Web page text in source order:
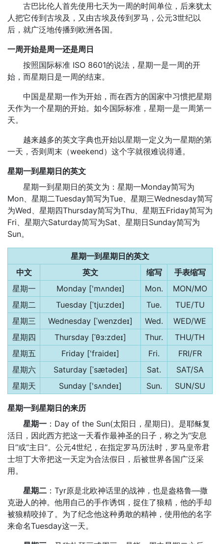
古巴比伦人首先使用七天为一周的时间单位，后来犹太
人把它传到古埃及，又由古埃及传到罗马，公元3世纪以
后，就广泛地传播到欧洲各国。
一周开始是周一还是周日
按照国际标准 ISO 8601的说法，星期一是一周的开
始，而星期日是一周的结束。
中国是星期一作为开始，而在西方的国家中习惯把星期
天作为一个星期的开始。如今国际标准，星期一是一周第一
天。
越来越多的英文字典也开始以星期一定义为一星期的第
一天，否则周末（weekend）这个字就很难说得通。
星期一到星期日的英文
星期一到星期日的英文为：星期一Monday简写为
Mon、星期二Tuesday简写为Tue、星期三Wednesday简写
为Wed、星期四Thursday简写为Thu、星期五Friday简写为
Fri、星期六Saturday简写为Sat、星期日Sunday简写为
Sun。
星期一到星期日的英文
中文
英文 缩写
手表缩写
星期一
Monday ['mʌndeɪ] Mon.
MON/MO
星期二
Tuesday [ˈtju:zdeɪ] Tue.
TUE/TU
星期三
Wednesday [ˈwenzdeɪ] Wed.
WED/WE
星期四
Thursday [ˈθɜ:zdeɪ] Thur.
THU/TH
星期五
Friday ['fraideɪ] Fri.
FRI/FR
星期六
Saturday [ˈsætədeɪ] Sat.
SAT/SA
星期天
Sunday ['sʌndeɪ] Sun. SUN/SU
星期一到星期日的来历
星期一 ：Day of the Sun(太阳日，星期日)。是耶稣复
活日，因此西方把这一天看作最神圣的日子，称之为“安息
日”或“主日”。公元4世纪，在指定罗马历法时，罗马皇帝君
士坦丁大帝把这一天定为合法假日，后被世界各国广泛采
用。
星期二 ：Tyr原是北欧神话里的战神，也是盎格鲁—撒
克逊人的神。他用自己的手作诱饵，捉住了狼精，他的手却
被狼精咬掉了。为了纪念他这种勇敢的精神，使用他的名字
来命名Tuesday这一天。